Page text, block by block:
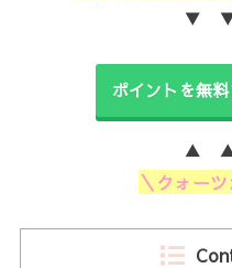
▼
ポイントを無
▲
＼クォー